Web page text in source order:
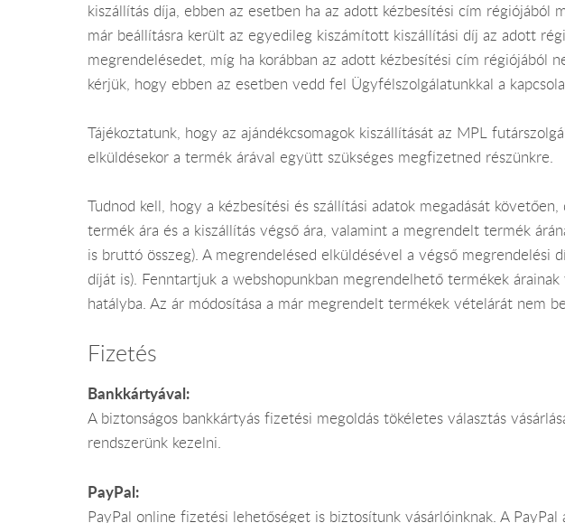
kiszállítás díja, ebben az esetben ha az adott kézbesítési cím
már beállításra került az egyedileg kiszámított kiszállítási díj az adott
megrendelésedet, míg ha korábban az adott kézbesítési cím régiójából
kérjük, hogy ebben az esetben vedd fel Ügyfélszolgálatunkkal a
Tájékoztatunk, hogy az ajándékcsomagok kiszállítását az MPL
elküldésekor a termék árával együtt szükséges megfizetned részünkre.
Tudnod kell, hogy a kézbesítési és szállítási adatok megadását
termék ára és a kiszállítás végső ára, valamint a megrendelt termék
is bruttó összeg). A megrendelésed elküldésével a végső
díját is). Fenntartjuk a webshopunkban megrendelhető termékek
hatályba. Az ár módosítása a már megrendelt termékek vételárát nem
Fizetés
Bankkártyával:
A biztonságos bankkártyás fizetési megoldás tökéletes választás
rendszerünk kezelni.
PayPal:
PayPal online fizetési lehetőséget is biztosítunk vásárlóinknak. A